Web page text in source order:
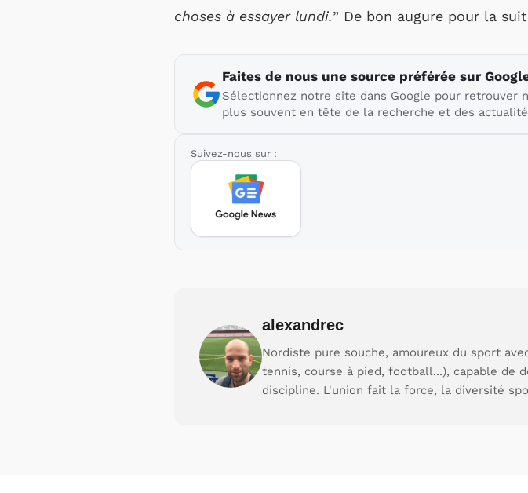
choses à essayer lundi.” De bon augure pour la
Faites de nous une source préférée sur
Sélectionnez notre site dans Google pour retrouver
plus souvent en tête de la recherche et des
Suivez-nous sur :
alexandrec
Nordiste pure souche, amoureux du sport
tennis, course à pied, football...), capable de
discipline. L'union fait la force, la diversité